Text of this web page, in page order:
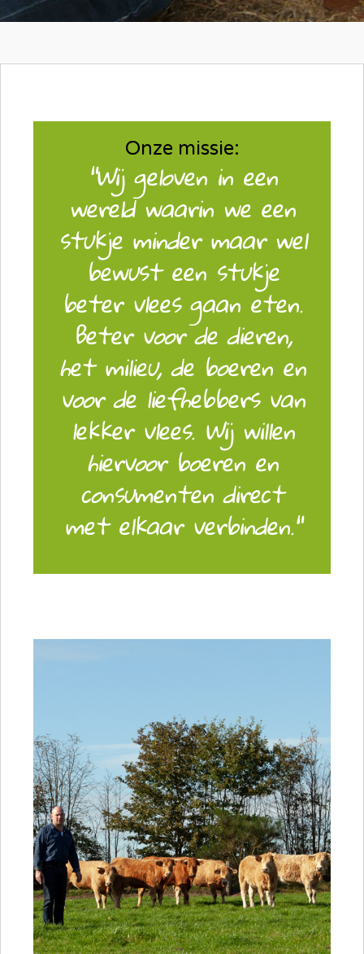
Onze missie:
"Wij geloven in een
wereld waarin we een
stukje minder maar wel
bewust een stukje
beter vlees gaan eten.
Beter voor de dieren,
het milieu, de boeren en
voor de liefhebbers van
lekker vlees. Wij willen
hiervoor boeren en
consumenten direct
met elkaar verbinden."